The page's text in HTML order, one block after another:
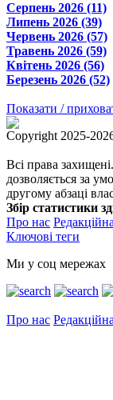
Серпень 2026 (11)
Липень 2026 (39)
Червень 2026 (57)
Травень 2026 (59)
Квітень 2026 (56)
Березень 2026 (52)
Показати /
Copyright 2025-
Всі права
дозволяється за
другому абзаці
Збір статистики
Про нас
Ключові теги
Ми у соц мережах
Про нас